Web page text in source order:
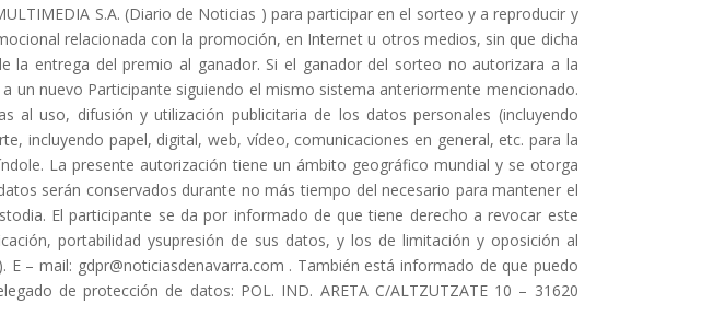
S.A. (Diario de Noticias ) para participar en el sorteo y a reproducir y
relacionada con la promoción, en Internet u otros medios, sin que dicha
la entrega del premio al ganador. Si el ganador del sorteo no autorizara a la
un nuevo Participante siguiendo el mismo sistema anteriormente mencionado.
al uso, difusión y utilización publicitaria de los datos personales (incluyendo
incluyendo papel, digital, web, vídeo, comunicaciones en general, etc. para la
La presente autorizacióntiene un ámbito geográfico mundial y se otorga
serán conservados durante no más tiempo del necesario para mantener el
El participante se da por informado de que tiene derecho a revocar este
portabilidad ysupresión de sus datos, y los de limitación y oposición al
). E – mail: gdpr@noticiasdenavarra.com . También está informado de que puedo
de protección de datos: POL. IND. ARETA C/ALTZUTZATE 10 – 31620